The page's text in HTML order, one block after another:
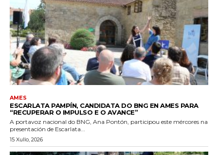
AMES
ESCARLATA PAMPÍN, CANDIDATA DO BNG EN AMES PARA
“RECUPERAR O IMPULSO E O AVANCE”
A portavoz nacional do BNG, Ana Pontón, participou este mércores na
presentación de Escarlata...
15 Xullo, 2026